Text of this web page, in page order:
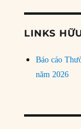
LINKS
Báo cáo
năm 2026